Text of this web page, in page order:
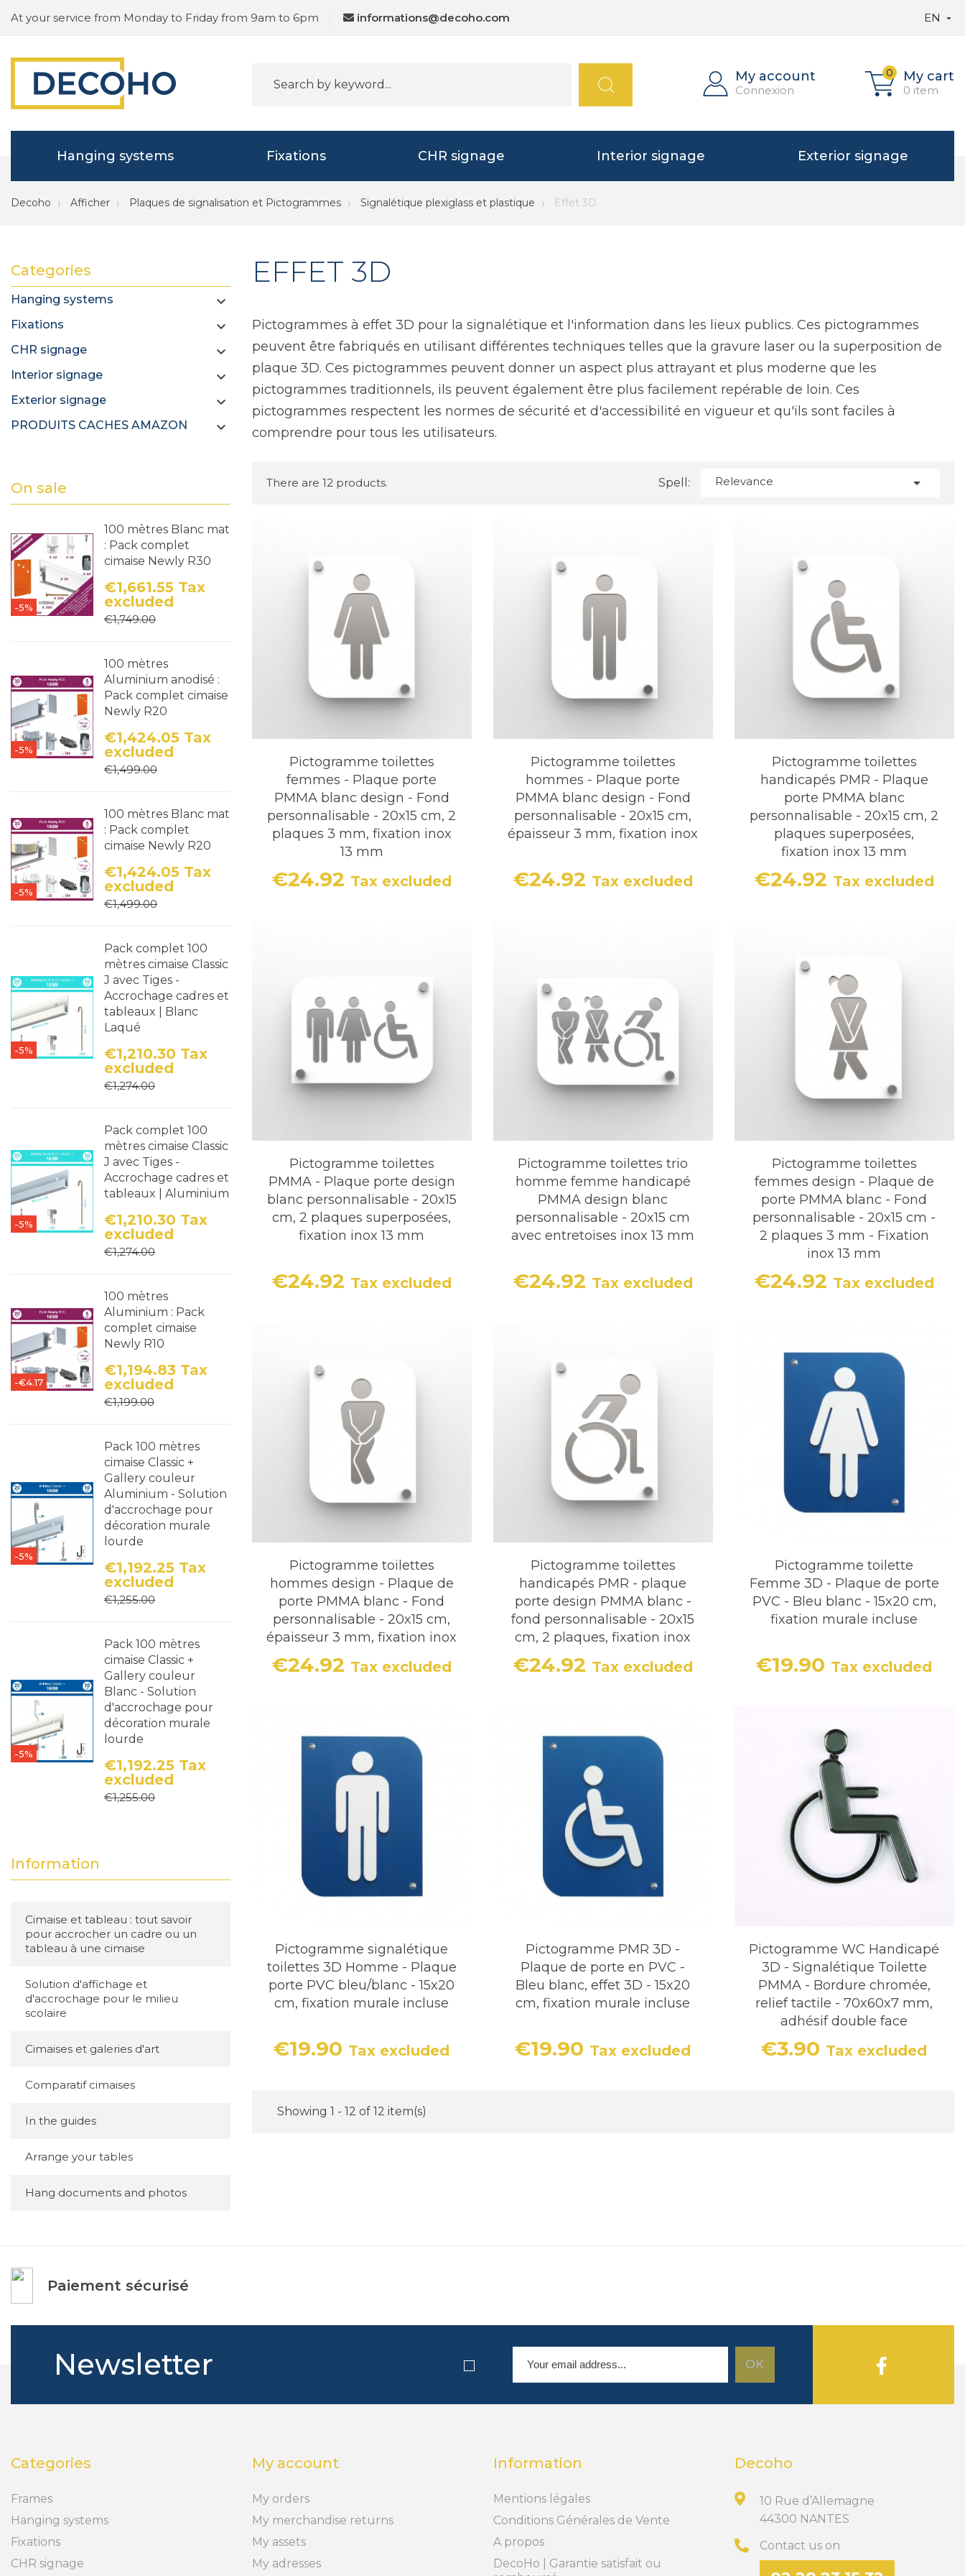
At your service from Monday to Friday from 9am to 6pm informations@decoho.com EN 
My account
Connexion
0 My cart
0 item
Hanging systems Fixations CHR signage Interior signage Exterior signage
Decoho Afficher Plaques de signalisation et Pictogrammes Signalétique plexiglass et plastique Effet 3D
Categories
Hanging systems 
Fixations 
CHR signage 
Interior signage 
Exterior signage 
PRODUITS CACHES AMAZON 
On sale
-5%
100 mètres Blanc mat
: Pack complet
cimaise Newly R30
Price
€1,661.55 Tax
excluded
Regular price
€1,749.00
-5%
100 mètres
Aluminium anodisé :
Pack complet cimaise
Newly R20
Price
€1,424.05 Tax
excluded
Regular price
€1,499.00
-5%
100 mètres Blanc mat
: Pack complet
cimaise Newly R20
Price
€1,424.05 Tax
excluded
Regular price
€1,499.00
-5%
Pack complet 100
mètres cimaise Classic
J avec Tiges -
Accrochage cadres et
tableaux | Blanc
Laqué
Price
€1,210.30 Tax
excluded
Regular price
€1,274.00
-5%
Pack complet 100
mètres cimaise Classic
J avec Tiges -
Accrochage cadres et
tableaux | Aluminium
Price
€1,210.30 Tax
excluded
Regular price
€1,274.00
-€4.17
100 mètres
Aluminium : Pack
complet cimaise
Newly R10
Price
€1,194.83 Tax
excluded
Regular price
€1,199.00
-5%
Pack 100 mètres
cimaise Classic +
Gallery couleur
Aluminium - Solution
d'accrochage pour
décoration murale
lourde
Price
€1,192.25 Tax
excluded
Regular price
€1,255.00
-5%
Pack 100 mètres
cimaise Classic +
Gallery couleur
Blanc - Solution
d'accrochage pour
décoration murale
lourde
Price
€1,192.25 Tax
excluded
Regular price
€1,255.00
Information
Cimaise et tableau : tout savoir
pour accrocher un cadre ou un
tableau à une cimaise
Solution d'affichage et
d'accrochage pour le milieu
scolaire
Cimaises et galeries d'art
Comparatif cimaises
In the guides
Arrange your tables
Hang documents and photos
EFFET 3D
Pictogrammes à effet 3D pour la signalétique et l'information dans les lieux publics. Ces pictogrammes
peuvent être fabriqués en utilisant différentes techniques telles que la gravure laser ou la superposition de
plaque 3D. Ces pictogrammes peuvent donner un aspect plus attrayant et plus moderne que les
pictogrammes traditionnels, ils peuvent également être plus facilement repérable de loin. Ces
pictogrammes respectent les normes de sécurité et d'accessibilité en vigueur et qu'ils sont faciles à
comprendre pour tous les utilisateurs.
There are 12 products. Spell: Relevance 
Pictogramme toilettes
femmes - Plaque porte
PMMA blanc design - Fond
personnalisable - 20x15 cm, 2
plaques 3 mm, fixation inox
13 mm
Price
€24.92 Tax excluded
Pictogramme toilettes
hommes - Plaque porte
PMMA blanc design - Fond
personnalisable - 20x15 cm,
épaisseur 3 mm, fixation inox
Price
€24.92 Tax excluded
Pictogramme toilettes
handicapés PMR - Plaque
porte PMMA blanc
personnalisable - 20x15 cm, 2
plaques superposées,
fixation inox 13 mm
Price
€24.92 Tax excluded
Pictogramme toilettes
PMMA - Plaque porte design
blanc personnalisable - 20x15
cm, 2 plaques superposées,
fixation inox 13 mm
Price
€24.92 Tax excluded
Pictogramme toilettes trio
homme femme handicapé
PMMA design blanc
personnalisable - 20x15 cm
avec entretoises inox 13 mm
Price
€24.92 Tax excluded
Pictogramme toilettes
femmes design - Plaque de
porte PMMA blanc - Fond
personnalisable - 20x15 cm -
2 plaques 3 mm - Fixation
inox 13 mm
Price
€24.92 Tax excluded
Pictogramme toilettes
hommes design - Plaque de
porte PMMA blanc - Fond
personnalisable - 20x15 cm,
épaisseur 3 mm, fixation inox
Price
€24.92 Tax excluded
Pictogramme toilettes
handicapés PMR - plaque
porte design PMMA blanc -
fond personnalisable - 20x15
cm, 2 plaques, fixation inox
Price
€24.92 Tax excluded
Pictogramme toilette
Femme 3D - Plaque de porte
PVC - Bleu blanc - 15x20 cm,
fixation murale incluse
Price
€19.90 Tax excluded
Pictogramme signalétique
toilettes 3D Homme - Plaque
porte PVC bleu/blanc - 15x20
cm, fixation murale incluse
Price
€19.90 Tax excluded
Pictogramme PMR 3D -
Plaque de porte en PVC -
Bleu blanc, effet 3D - 15x20
cm, fixation murale incluse
Price
€19.90 Tax excluded
Pictogramme WC Handicapé
3D - Signalétique Toilette
PMMA - Bordure chromée,
relief tactile - 70x60x7 mm,
adhésif double face
Price
€3.90 Tax excluded
Showing 1 - 12 of 12 item(s)
Paiement sécurisé
Newsletter
Categories
Frames
Hanging systems
Fixations
CHR signage
My account
My orders
My merchandise returns
My assets
My adresses
Information
Mentions légales
Conditions Générales de Vente
A propos
DecoHo | Garantie satisfait ou
Decoho
10 Rue d’Allemagne
44300 NANTES
Contact us on